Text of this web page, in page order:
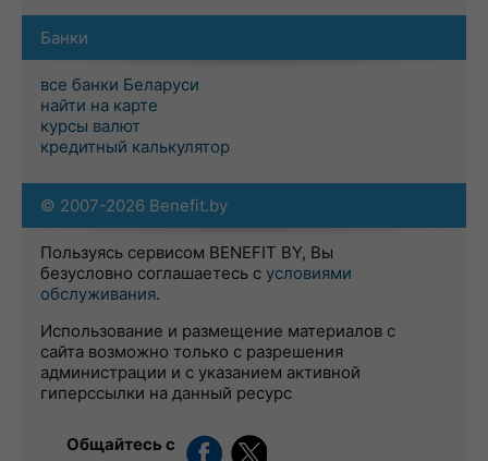
Банки
все банки Беларуси
найти на карте
курсы валют
кредитный калькулятор
© 2007-2026 Benefit.by
Пользуясь сервисом BENEFIT BY, Вы
безусловно соглашаетесь с условиями
обслуживания.
Использование и размещение материалов с
сайта возможно только с разрешения
администрации и с указанием активной
гиперссылки на данный ресурс
Общайтесь с